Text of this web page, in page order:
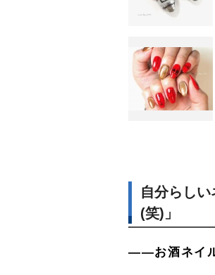
自分らし
(笑)」
――お酒ネイル